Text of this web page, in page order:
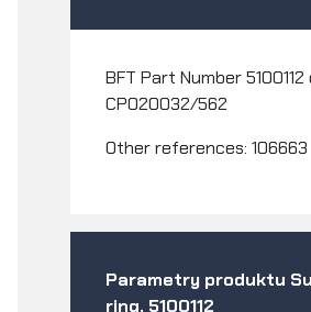
BFT Part Number 5100112
CP020032/562
Other references: 106663
Parametry produktu
ring, 5100112